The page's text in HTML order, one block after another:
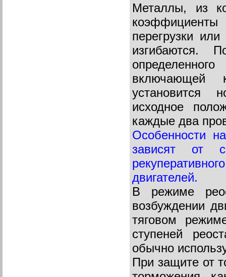
Металлы, из
коэффициенты
перегрузки
изгибаются.
включающей
установится
исходное
каждые два
Особенности
зависят от
двигателей.
В режиме
возбуждении
тяговом
ступеней
обычно
При защите от